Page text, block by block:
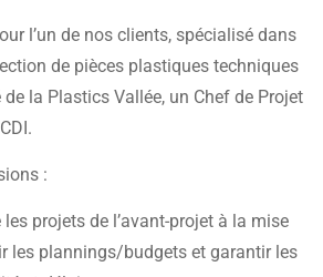
l’un de nos clients, spécialisé dans
de pièces plastiques techniques
la Plastics Vallée, un Chef de Projet
:
projets de l’avant-projet à la mise
les plannings/budgets et garantir les